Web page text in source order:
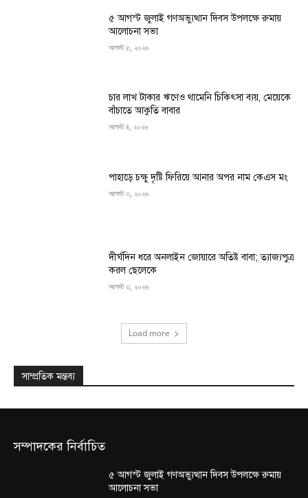
৫ আগস্ট জুলাই গণঅভ্যুত্থান দিবস উপলক্ষে রুমায়
আলোচনা সভা
আগস্ট ৫, ২০২৬
চার লাখ টাকার ঋণেও থামেনি চিকিৎসা ব্যয়, মেয়েকে
বাঁচাতে আকুতি বাবার
আগস্ট ৪, ২০২৬
পাহাড়ে চক্ষু দৃষ্টি ফিরিয়ে আনার অপর নাম কেএস মং
আগস্ট ৩, ২০২৬
দীর্ঘদিন ধরে অনলাইন জোয়ারে অতিষ্ট বাবা; ত্যাজ্যপুত্র
করল ছেলেকে
আগস্ট ৩, ২০২৬
Load more
সাম্প্রতিক মন্তব্য
সম্পাদকের নির্বাচিত
৫ আগস্ট জুলাই গণঅভ্যুত্থান দিবস উপলক্ষে রুমায়
আলোচনা সভা